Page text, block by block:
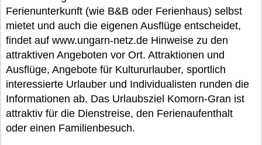
Ferienunterkunft (wie B&B oder Ferienhaus) selbst
mietet und auch die eigenen Ausflüge entscheidet,
findet auf www.ungarn-netz.de Hinweise zu den
attraktiven Angeboten vor Ort. Attraktionen und
Ausflüge, Angebote für Kultururlauber, sportlich
interessierte Urlauber und Individualisten runden die
Informationen ab. Das Urlaubsziel Komorn-Gran ist
attraktiv für die Dienstreise, den Ferienaufenthalt
oder einen Familienbesuch.